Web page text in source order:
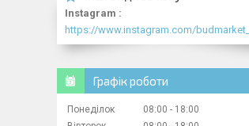
Instagram
Графік роботи
Понеділок 08:00
18:00